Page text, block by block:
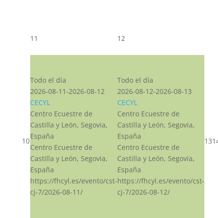
10
11
Todo el día
2026-08-11-2026-08-12
CECYL
Centro Ecuestre de
Castilla y León, Segovia,
España
Centro Ecuestre de
Castilla y León, Segovia,
España
https://fhcyl.es/evento/cst-
cj-7/2026-08-11/
12
Todo el día
2026-08-12-2026-08-13
CECYL
Centro Ecuestre de
Castilla y León, Segovia,
España
Centro Ecuestre de
Castilla y León, Segovia,
España
https://fhcyl.es/evento/cst-
cj-7/2026-08-12/
13